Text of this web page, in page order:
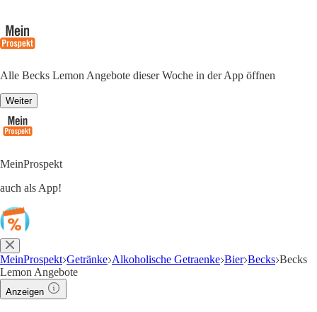
Alle Becks Lemon Angebote dieser Woche in der App öffnen
Weiter
MeinProspekt
auch als App!
MeinProspekt Getränke Alkoholische Getraenke Bier Becks Becks
Lemon Angebote
Anzeigen